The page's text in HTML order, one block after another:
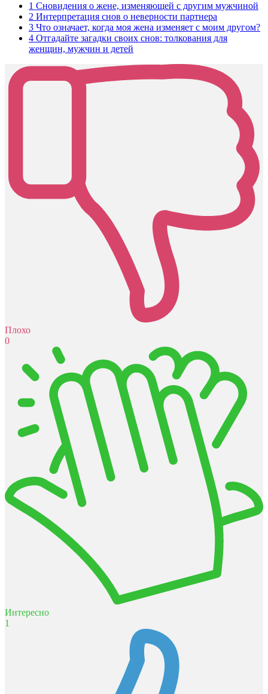
1 Сновидения о жене, изменяющей с другим мужчиной
2 Интерпретация снов о неверности партнера
3 Что означает, когда моя жена изменяет с моим другом?
4 Отгадайте загадки своих снов: толкования для
женщин, мужчин и детей
Плохо
0
Интересно
1